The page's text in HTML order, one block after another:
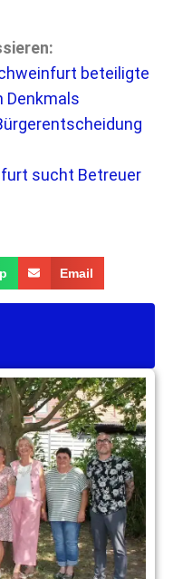
beteiligte
Denkmals
sucht Betreuer
Email